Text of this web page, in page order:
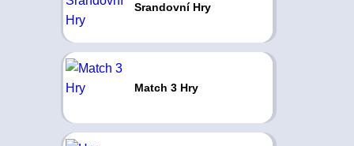
Srandovní Hry
Match 3 Hry